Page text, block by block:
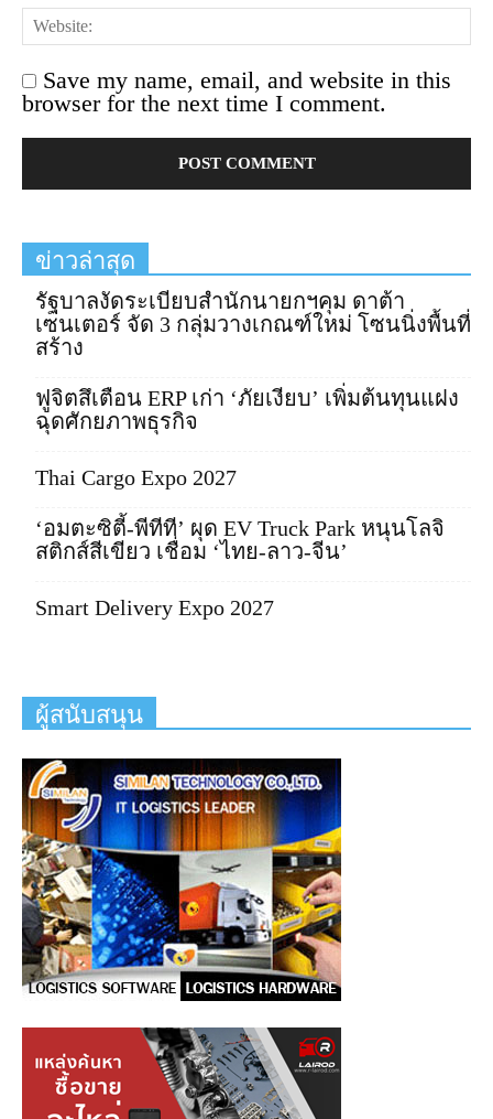
Save my name, email, and website in this
browser for the next time I comment.
ข่าวล่าสุด
รัฐบาลงัดระเบียบสำนักนายกฯคุม ดาต้า
เซนเตอร์ จัด 3 กลุ่มวางเกณฑ์ใหม่ โซนนิ่งพื้นที่
สร้าง
ฟูจิตสึเตือน ERP เก่า ‘ภัยเงียบ’ เพิ่มต้นทุนแฝง
ฉุดศักยภาพธุรกิจ
Thai Cargo Expo 2027
‘อมตะซิตี้-พีทีที’ ผุด EV Truck Park หนุนโลจิ
สติกส์สีเขียว เชื่อม ‘ไทย-ลาว-จีน’
Smart Delivery Expo 2027
ผู้สนับสนุน